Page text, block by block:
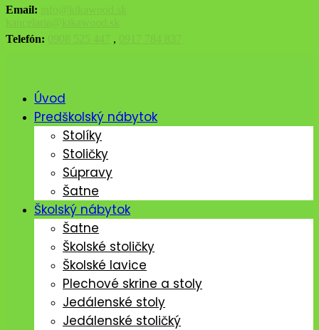
Email:
Telefón:
,
Úvod
Predškolský nábytok
Stolíky
Stoličky
Súpravy
Šatne
Školský nábytok
Šatne
Školské stoličky
Školské lavice
Plechové skrine a stoly
Jedálenské stoly
Jedálenské stoličký